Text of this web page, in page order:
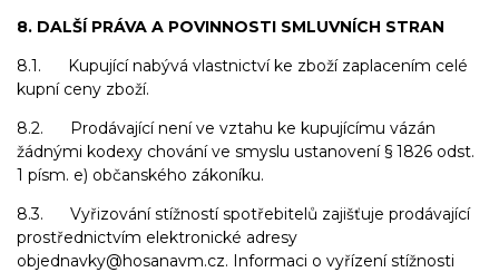
8. DALŠÍ PRÁVA A POVINNOSTI SMLUVNÍCH STRAN
8.1. Kupující nabývá vlastnictví ke zboží zaplacením celé
kupní ceny zboží.
8.2. Prodávající není ve vztahu ke kupujícímu vázán
žádnými kodexy chování ve smyslu ustanovení § 1826 odst.
1 písm. e) občanského zákoníku.
8.3. Vyřizování stížností spotřebitelů zajišťuje prodávající
prostřednictvím elektronické adresy
objednavky@hosanavm.cz. Informaci o vyřízení stížnosti